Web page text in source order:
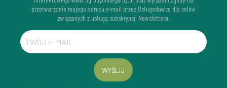
przetwarzanie mojego adresu e-mail przez Usługodawcę dla celów
związanych z usługą subskrypcji Newslettera.
WYŚLIJ